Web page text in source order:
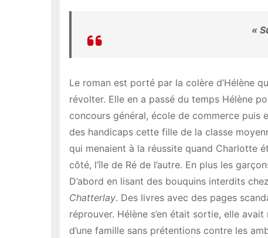
«
Le roman est porté par la colère d’Hélène
révolter. Elle en a passé du temps Hélène
concours général, école de commerce puis
des handicaps cette fille de la classe
qui menaient à la réussite quand Charlotte
côté, l’île de Ré de l’autre. En plus les
D’abord en lisant des bouquins interdits
Chatterlay. Des livres avec des pages
réprouver. Hélène s’en était sortie, elle
d’une famille sans prétentions contre les